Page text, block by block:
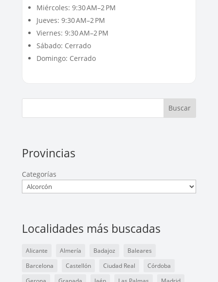
Miércoles: 9:30 AM–2 PM
Jueves: 9:30 AM–2 PM
Viernes: 9:30 AM–2 PM
Sábado: Cerrado
Domingo: Cerrado
Buscar
Provincias
Categorías
Localidades más buscadas
Alicante Almería Badajoz
Baleares
Barcelona
Castellón Ciudad Real
Córdoba